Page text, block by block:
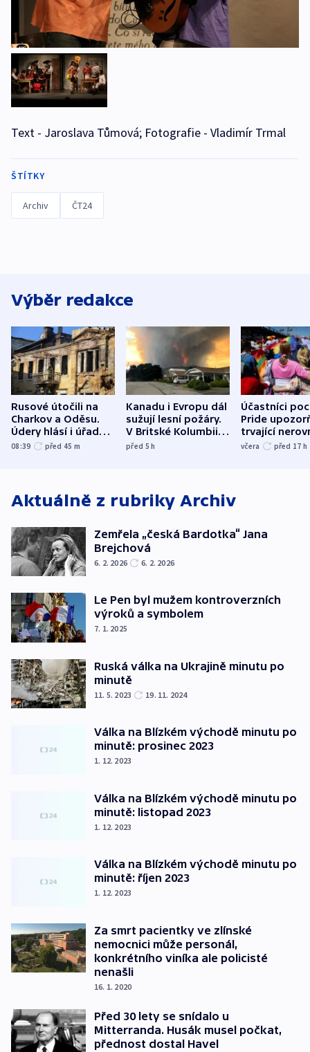
Text - Jaroslava Tůmová; Fotografie - Vladimír Trmal
ŠTÍTKY
Archiv ČT24
Výběr redakce
Rusové útočili na
Charkov a Oděsu.
Údery hlásí i úřady v
Bělgorodu
08:39 před 45 m
Kanadu i Evropu dál
sužují lesní požáry.
V Britské Kolumbii
evakuovali tisíce lidí
před 5h
Účastníci
Pride
trvající
včera před 17 h
Aktuálně z rubriky Archiv
Zemřela „česká Bardotka“ Jana
Brejchová
6. 2. 2026 6. 2. 2026
Le Pen byl mužem kontroverzních
výroků a symbolem
7. 1. 2025
Ruská válka na Ukrajině minutu po
minutě
11. 5. 2023 19. 11. 2024
Válka na Blízkém východě minutu po
minutě: prosinec 2023
1. 12. 2023
Válka na Blízkém východě minutu po
minutě: listopad 2023
1. 12. 2023
Válka na Blízkém východě minutu po
minutě: říjen 2023
1. 12. 2023
Za smrt pacientky ve zlínské
nemocnici může personál,
konkrétního viníka ale policisté
nenašli
16. 1. 2020
Před 30 lety se snídalo u
Mitterranda. Husák musel počkat,
přednost dostal Havel